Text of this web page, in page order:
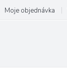
Moje objednávka